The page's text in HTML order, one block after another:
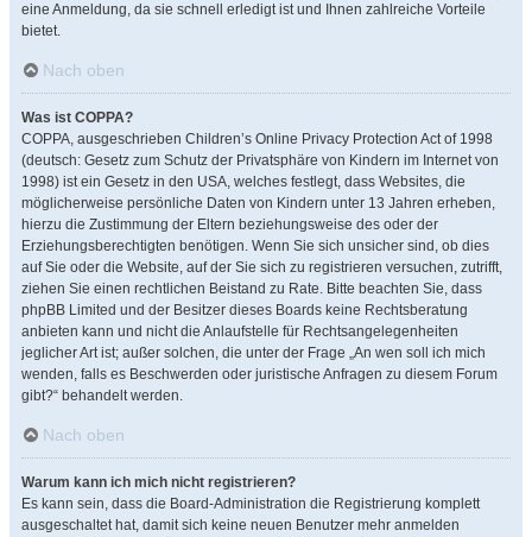
eine Anmeldung, da sie schnell erledigt ist und Ihnen zahlreiche Vorteile
bietet.
Nach oben
Was ist COPPA?
COPPA, ausgeschrieben Children’s Online Privacy Protection Act of 1998
(deutsch: Gesetz zum Schutz der Privatsphäre von Kindern im Internet von
1998) ist ein Gesetz in den USA, welches festlegt, dass Websites, die
möglicherweise persönliche Daten von Kindern unter 13 Jahren erheben,
hierzu die Zustimmung der Eltern beziehungsweise des oder der
Erziehungsberechtigten benötigen. Wenn Sie sich unsicher sind, ob dies
auf Sie oder die Website, auf der Sie sich zu registrieren versuchen, zutrifft,
ziehen Sie einen rechtlichen Beistand zu Rate. Bitte beachten Sie, dass
phpBB Limited und der Besitzer dieses Boards keine Rechtsberatung
anbieten kann und nicht die Anlaufstelle für Rechtsangelegenheiten
jeglicher Art ist; außer solchen, die unter der Frage „An wen soll ich mich
wenden, falls es Beschwerden oder juristische Anfragen zu diesem Forum
gibt?“ behandelt werden.
Nach oben
Warum kann ich mich nicht registrieren?
Es kann sein, dass die Board-Administration die Registrierung komplett
ausgeschaltet hat, damit sich keine neuen Benutzer mehr anmelden